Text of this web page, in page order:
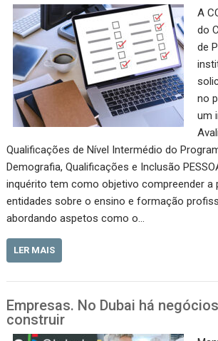
A
do
de
no
um
Qualificações de Nível Intermédio do
Demografia, Qualificações e Inclusão
inquérito tem como objetivo compreender a
entidades sobre o ensino e formação
abordando aspetos como o…
LER MAIS
Empresas. No Dubai há
construir